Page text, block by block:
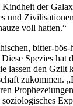
Kindheit der
und
voll hatten.“
bitter-
Spezies hat
lassen den Gzilt
zukommen.